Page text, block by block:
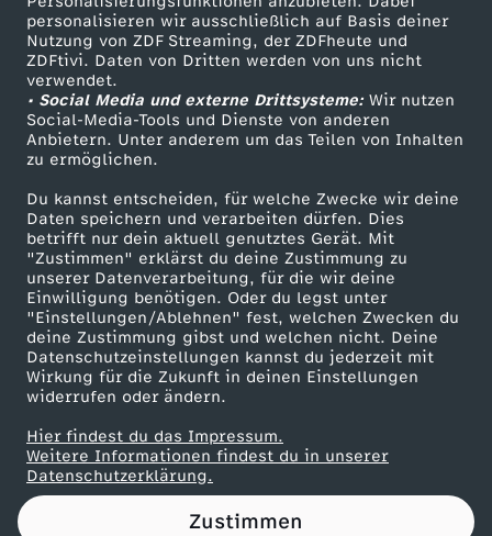
personalisieren wir ausschließlich auf Basis deiner
Nutzung von ZDF Streaming, der ZDFheute und
ZDFtivi. Daten von Dritten werden von uns nicht
verwendet.
• Social Media und externe Drittsysteme:Wir nutzen
Social-Media-Tools und Dienste von anderen
Anbietern. Unter anderem um das Teilen von Inhalten
zu ermöglichen.
Du kannst entscheiden, für welche Zwecke wir deine
Daten speichern und verarbeiten dürfen. Dies
betrifft nur dein aktuell genutztes Gerät. Mit
"Zustimmen" erklärst du deine Zustimmung zu
unserer Datenverarbeitung, für die wir deine
Einwilligung benötigen. Oder du legst unter
"Einstellungen/Ablehnen" fest, welchen Zwecken du
deine Zustimmung gibst und welchen nicht. Deine
Datenschutzeinstellungen kannst du jederzeit mit
Wirkung für die Zukunft in deinen Einstellungen
widerrufen oder ändern.
Hier findest du das Impressum.
Weitere Informationen findest du in unserer
Datenschutzerklärung.
Zustimmen
u
-
D
a
s
G
e
h
e
i
ZDF Unternehmen
Karriere
ZDF goes Schule
Werbefernsehen
Mainzelmännchen
Partner